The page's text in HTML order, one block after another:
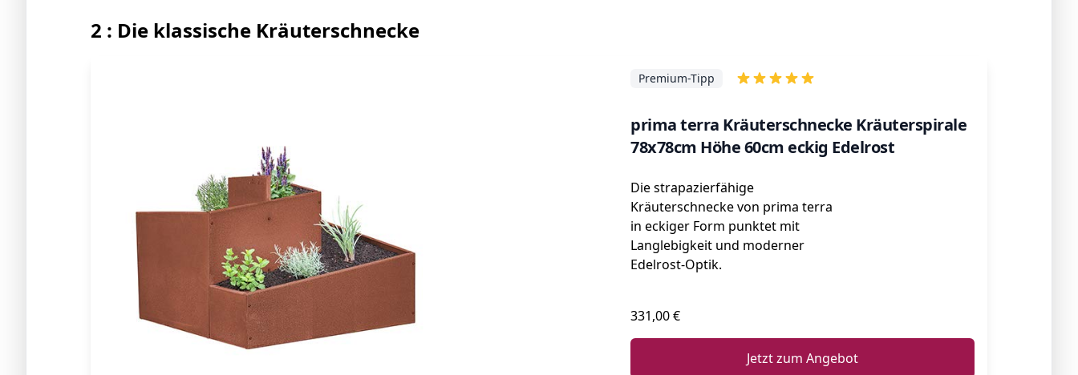
2 : Die klassische Kräuterschnecke
prima terra Kräuterschnecke Kräuterspirale
78x78cm Höhe 60cm eckig Edelrost
Premium-Tipp
Die strapazierfähige
Kräuterschnecke von prima terra
in eckiger Form punktet mit
Langlebigkeit und moderner
Edelrost-Optik.
331,00 €
Jetzt zum Angebot